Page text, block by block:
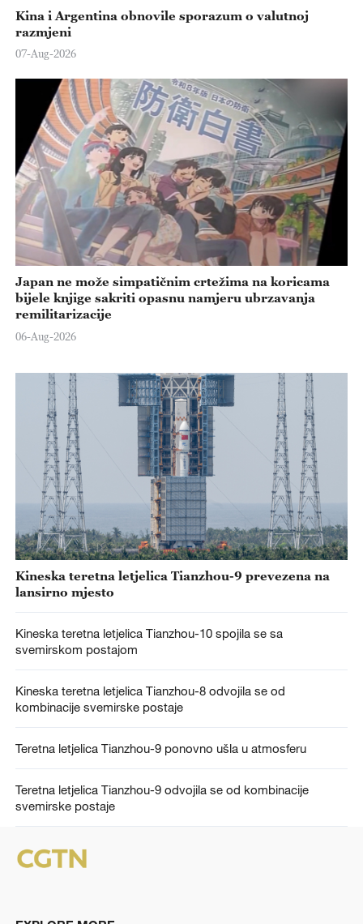
Kina i Argentina obnovile sporazum o valutnoj
razmjeni
07-Aug-2026
Japan ne može simpatičnim crtežima na koricama
bijele knjige sakriti opasnu namjeru ubrzavanja
remilitarizacije
06-Aug-2026
Kineska teretna letjelica Tianzhou-9 prevezena na
lansirno mjesto
Kineska teretna letjelica Tianzhou-10 spojila se sa
svemirskom postajom
Kineska teretna letjelica Tianzhou-8 odvojila se od
kombinacije svemirske postaje
Teretna letjelica Tianzhou-9 ponovno ušla u atmosferu
Teretna letjelica Tianzhou-9 odvojila se od kombinacije
svemirske postaje